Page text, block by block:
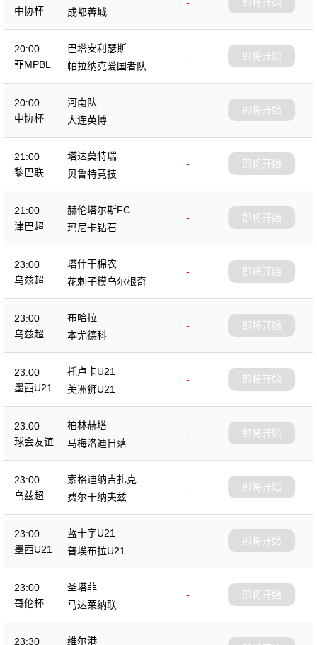
中协杯
成都蓉城
20:00
菲MPBL
巴塔安利瑟斯
-
帕拉纳克爱国者队
即将开始
20:00
中协杯
河南队
-
大连英博
即将开始
21:00
黎巴联
塔达莫特瑞
-
贝鲁特竞技
即将开始
21:00
津巴超
赫伦塔尔斯FC
-
玛尼卡钻石
即将开始
23:00
乌兹超
塔什干棉农
-
花刺子模乌尔根奇
即将开始
23:00
乌兹超
布哈拉
-
本尤德科
即将开始
23:00
墨西U21
托卢卡U21
-
美洲狮U21
即将开始
23:00
球会友谊
柏林赫塔
-
马梅洛迪日落
即将开始
23:00
乌兹超
索格迪纳吉扎克
-
费尔干纳夫兹
即将开始
23:00
墨西U21
蓝十字U21
-
普埃布拉U21
即将开始
23:00
哥伦杯
圣塔菲
-
马达莱纳联
即将开始
23:30 维尔港